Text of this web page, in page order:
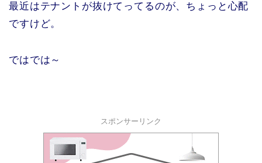
最近はテナントが抜けてってるのが、ちょっと心配
ですけど。
ではでは～
スポンサーリンク